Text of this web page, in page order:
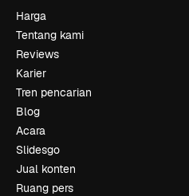
Harga
Tentang kami
Reviews
Karier
Tren pencarian
Blog
Acara
Slidesgo
Jual konten
Ruang pers